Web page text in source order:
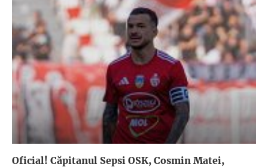
Oficial! Căpitanul Sepsi OSK, Cosmin Matei,